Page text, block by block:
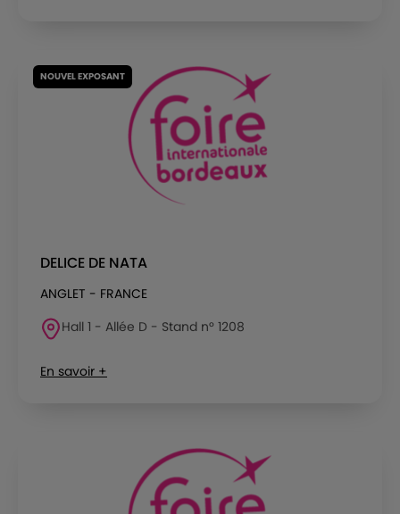
NOUVEL EXPOSANT
DELICE DE NATA
ANGLET - FRANCE
Hall 1 - Allée D - Stand n° 1208
En savoir +